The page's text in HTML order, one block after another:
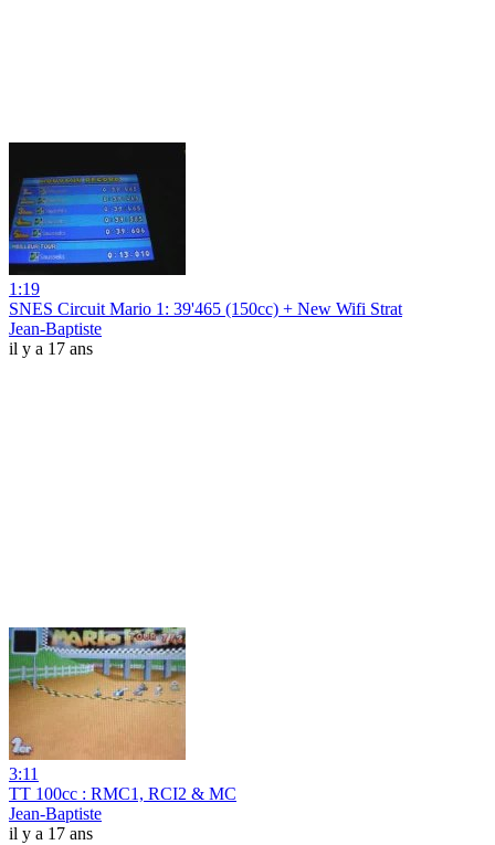
1:19
SNES Circuit Mario 1: 39'465 (150cc) + New Wifi Strat
Jean-Baptiste
il y a 17 ans
3:11
TT 100cc : RMC1, RCI2 & MC
Jean-Baptiste
il y a 17 ans